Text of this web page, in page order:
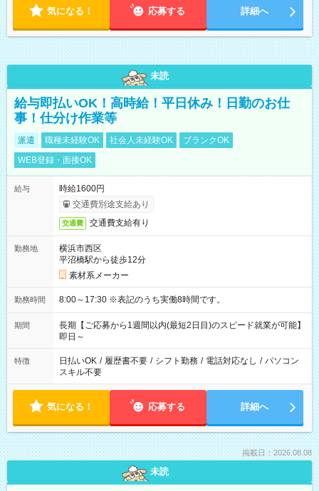
気になる！ 応募する 詳細へ
未読
給与即払いOK！高時給！平日休み！日勤のお仕
事！仕分け作業等
派遣 職種未経験OK 社会人未経験OK
ブランクOK
WEB登録・面接OK
給与
時給1600円
交通費別途支給あり
交通費 交通費支給有り
勤務地
横浜市西区
平沼橋駅から徒歩12分
素材系メーカー
勤務時間 8:00～17:30 ※表記のうち実働8時間です。
期間
長期【ご応募から1週間以内(最短2日目)のスピード就業が可能】
即日～
特徴 日払いOK / 履歴書不要 / シフト勤務 / 電話対応なし / パソコン
スキル不要
気になる！ 応募する 詳細へ
掲載日：2026.08.08
未読